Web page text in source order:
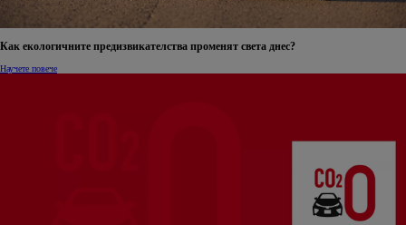
Как екологичните предизвикателства променят света днес?
Научете повече